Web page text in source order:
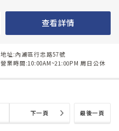
查看詳情
地址:內湖區行忠路57號
營業時間:10:00AM~21:00PM 周日公休
最後一頁
下一頁